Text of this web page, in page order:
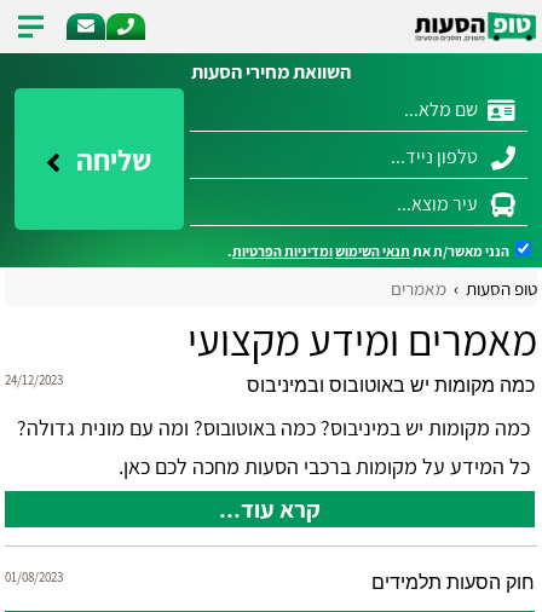
השוואת מחירי הסעות
שליחה
הנני מאשר/ת את תנאי השימושומדיניות הפרטיות.
טופ הסעות מאמרים
מאמרים ומידע מקצועי
כמה מקומות יש באוטובוס ובמיניבוס 24/12/2023
כמה מקומות יש במיניבוס? כמה באוטובוס? ומה עם מונית גדולה?
כל המידע על מקומות ברכבי הסעות מחכה לכם כאן.
קרא עוד...
חוק הסעות תלמידים 01/08/2023